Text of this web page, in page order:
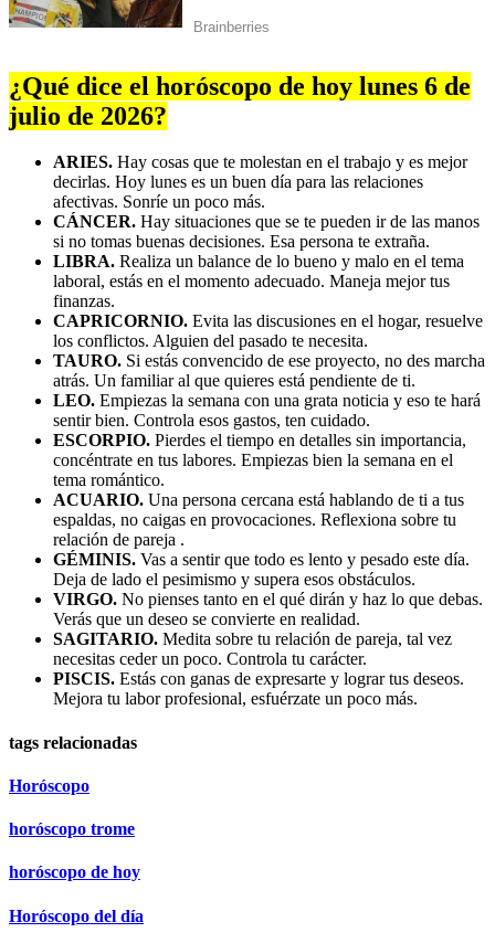
¿Qué dice el horóscopo de hoy lunes 6 de
julio de 2026?
ARIES. Hay cosas que te molestan en el trabajo y es mejor
decirlas. Hoy lunes es un buen día para las relaciones
afectivas. Sonríe un poco más.
CÁNCER. Hay situaciones que se te pueden ir de las manos
si no tomas buenas decisiones. Esa persona te extraña.
LIBRA. Realiza un balance de lo bueno y malo en el tema
laboral, estás en el momento adecuado. Maneja mejor tus
finanzas.
CAPRICORNIO. Evita las discusiones en el hogar, resuelve
los conflictos. Alguien del pasado te necesita.
TAURO. Si estás convencido de ese proyecto, no des marcha
atrás. Un familiar al que quieres está pendiente de ti.
LEO. Empiezas la semana con una grata noticia y eso te hará
sentir bien. Controla esos gastos, ten cuidado.
ESCORPIO. Pierdes el tiempo en detalles sin importancia,
concéntrate en tus labores. Empiezas bien la semana en el
tema romántico.
ACUARIO. Una persona cercana está hablando de ti a tus
espaldas, no caigas en provocaciones. Reflexiona sobre tu
relación de pareja .
GÉMINIS. Vas a sentir que todo es lento y pesado este día.
Deja de lado el pesimismo y supera esos obstáculos.
VIRGO. No pienses tanto en el qué dirán y haz lo que debas.
Verás que un deseo se convierte en realidad.
SAGITARIO. Medita sobre tu relación de pareja, tal vez
necesitas ceder un poco. Controla tu carácter.
PISCIS. Estás con ganas de expresarte y lograr tus deseos.
Mejora tu labor profesional, esfuérzate un poco más.
tags relacionadas
Horóscopo
horóscopo trome
horóscopo de hoy
Horóscopo del día